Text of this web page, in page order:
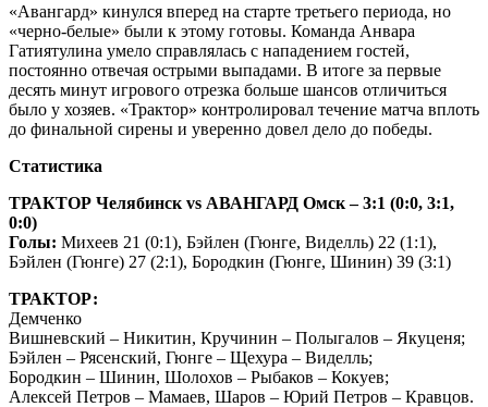
«Авангард» кинулся вперед на старте третьего периода, но
«черно-белые» были к этому готовы. Команда Анвара
Гатиятулина умело справлялась с нападением гостей,
постоянно отвечая острыми выпадами. В итоге за первые
десять минут игрового отрезка больше шансов отличиться
было у хозяев. «Трактор» контролировал течение матча вплоть
до финальной сирены и уверенно довел дело до победы.
Статистика
ТРАКТОР Челябинск vs АВАНГАРД Омск – 3:1 (0:0, 3:1,
0:0)
Голы: Михеев 21 (0:1), Бэйлен (Гюнге, Виделль) 22 (1:1),
Бэйлен (Гюнге) 27 (2:1), Бородкин (Гюнге, Шинин) 39 (3:1)
ТРАКТОР:
Демченко
Вишневский – Никитин, Кручинин – Полыгалов – Якуценя;
Бэйлен – Рясенский, Гюнге – Щехура – Виделль;
Бородкин – Шинин, Шолохов – Рыбаков – Кокуев;
Алексей Петров – Мамаев, Шаров – Юрий Петров – Кравцов.